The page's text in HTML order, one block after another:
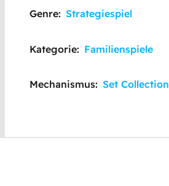
Genre: Strategiespiel
Kategorie: Familienspiele
Mechanismus: Set Collection